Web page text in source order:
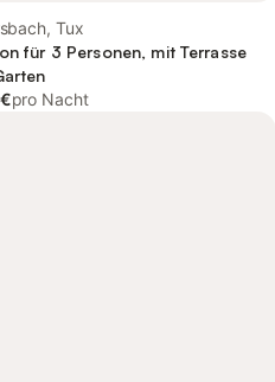
Tux
für 3 Personen, mit Terrasse
pro Nacht